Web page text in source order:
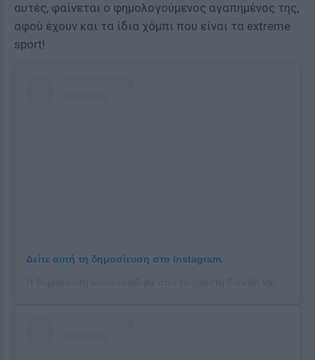
αυτές, φαίνεται ο φημολογούμενος αγαπημένος της,
αφού έχουν και τα ίδια χόμπι που είναι τα extreme
sport!
Δείτε αυτή τη δημοσίευση στο Instagram.